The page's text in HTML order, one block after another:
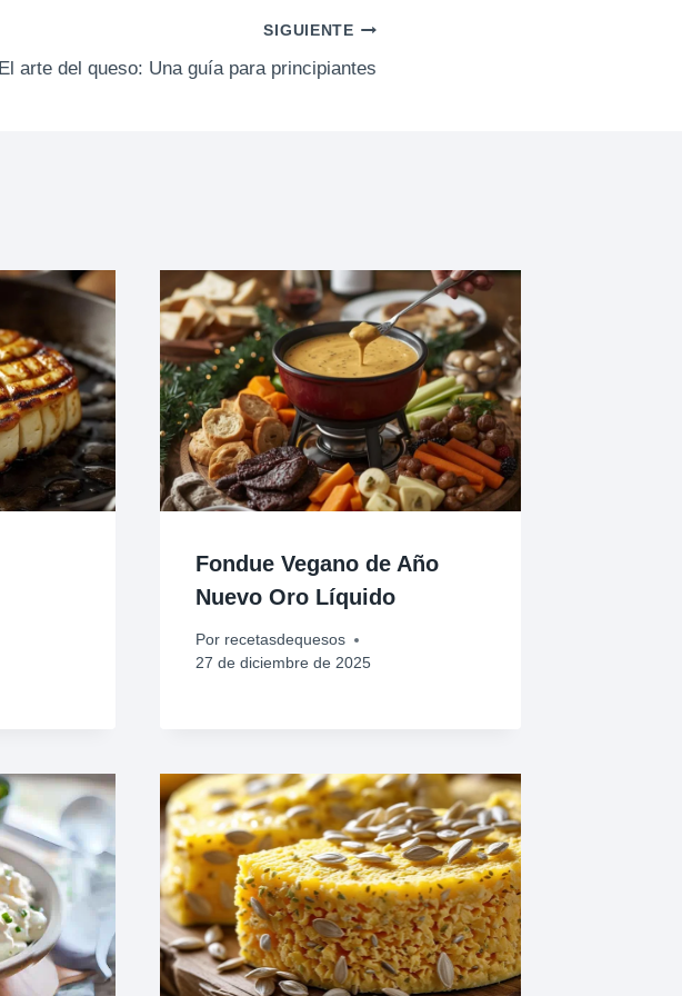
SIGUIENTE
El arte del queso: Una guía para principiantes
Fondue Vegano de Año
Nuevo Oro Líquido
Por recetasdequesos
27 de diciembre de 2025